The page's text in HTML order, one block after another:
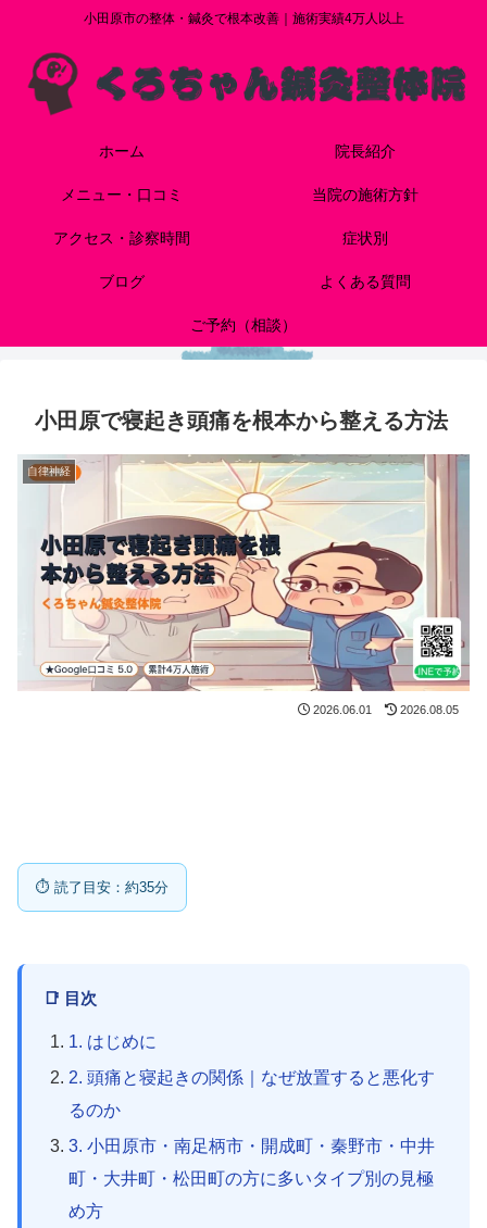
小田原市の整体・鍼灸で根本改善｜施術実績4万人以上
ホーム 院長紹介
メニュー・口コミ 当院の施術方針
アクセス・診察時間 症状別
ブログ よくある質問
ご予約（相談）
小田原で寝起き頭痛を根本から整える方法
自律神経
2026.06.01 2026.08.05
⏱ 読了目安：約35分
📑 目次
1. はじめに
2. 頭痛と寝起きの関係｜なぜ放置すると悪化す
るのか
3. 小田原市・南足柄市・開成町・秦野市・中井
町・大井町・松田町の方に多いタイプ別の見極
め方